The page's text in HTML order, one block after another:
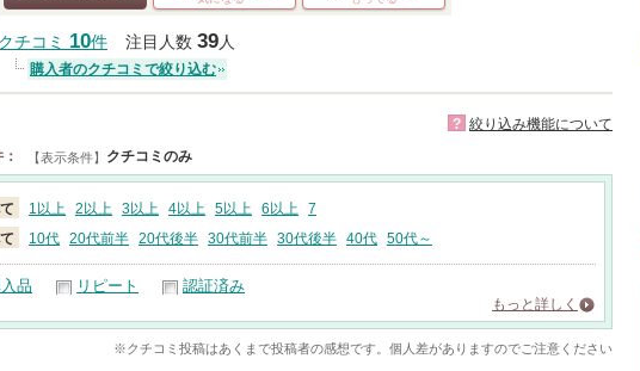
クチコミ 10件 注目人数 39人
購入者のクチコミで絞り込む
? 絞り込み機能について
【表示条件】 クチコミのみ
1以上 2以上 3以上 4以上 5以上 6以上
7
10代 20代前半 20代後半 30代前半 30代後半 40代 50代～
品 リピート 認証済み
もっと詳しく
※クチコミ投稿はあくまで投稿者の感想です。個人差がありますのでご注意ください